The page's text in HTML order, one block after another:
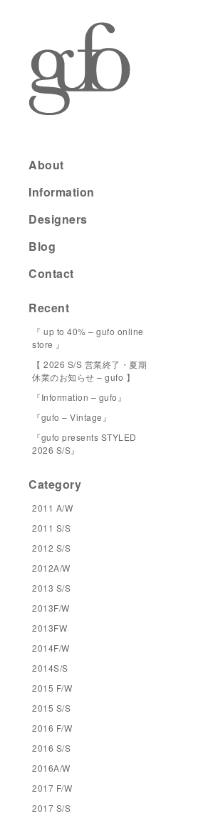
About
Information
Designers
Blog
Contact
Recent
『 up to 40% – gufo online
store 』
【 2026 S/S 営業終了・夏期
休業のお知らせ – gufo 】
『Information – gufo』
『gufo – Vintage』
『gufo presents STYLED
2026 S/S』
Category
2011 A/W
2011 S/S
2012 S/S
2012A/W
2013 S/S
2013F/W
2013FW
2014F/W
2014S/S
2015 F/W
2015 S/S
2016 F/W
2016 S/S
2016A/W
2017 F/W
2017 S/S